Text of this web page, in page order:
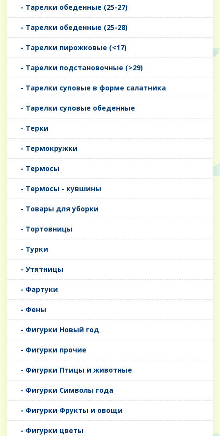
- Тарелки обеденные (25-27)
- Тарелки обеденные (25-28)
- Тарелки пирожковые (<17)
- Тарелки подстановочные (>29)
- Тарелки суповые в форме салатника
- Тарелки суповые обеденные
- Терки
- Термокружки
- Термосы
- Термосы - кувшины
- Товары для уборки
- Тортовницы
- Турки
- Утятницы
- Фартуки
- Фены
- Фигурки Новый год
- Фигурки прочие
- Фигурки Птицы и животные
- Фигурки Символы года
- Фигурки Фрукты и овощи
- Фигурки цветы